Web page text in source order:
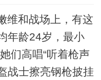
维和战场上，有这
年龄24岁，最小
们高唱“听着枪声
战士擦亮钢枪披挂